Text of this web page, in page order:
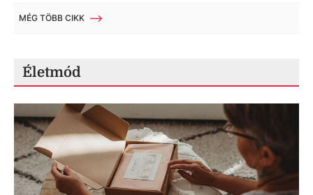
MÉG TÖBB CIKK
Életmód